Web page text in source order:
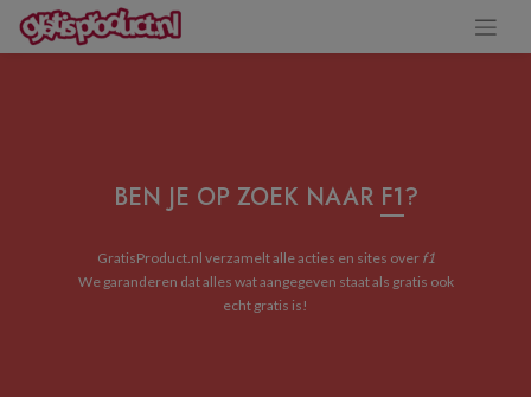
BEN JE OP ZOEK NAAR F1?
GratisProduct.nl verzamelt alle acties en sites over f1
We garanderen dat alles wat aangegeven staat als gratis ook
echt gratis is!